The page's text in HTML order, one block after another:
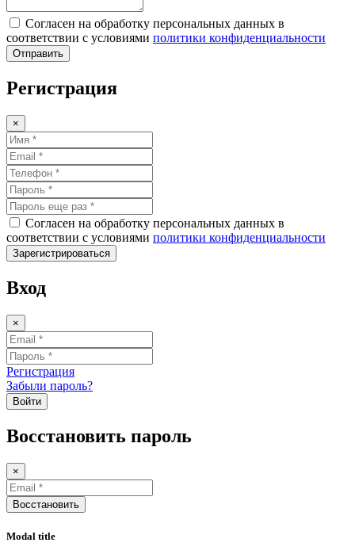
Согласен на обработку персональных данных в
соответствии с условиями политики конфиденциальности
Отправить
Регистрация
×
Согласен на обработку персональных данных в
соответствии с условиями политики конфиденциальности
Зарегистрироваться
Вход
×
Регистрация
Забыли пароль?
Войти
Восстановить пароль
×
Восстановить
Modal title